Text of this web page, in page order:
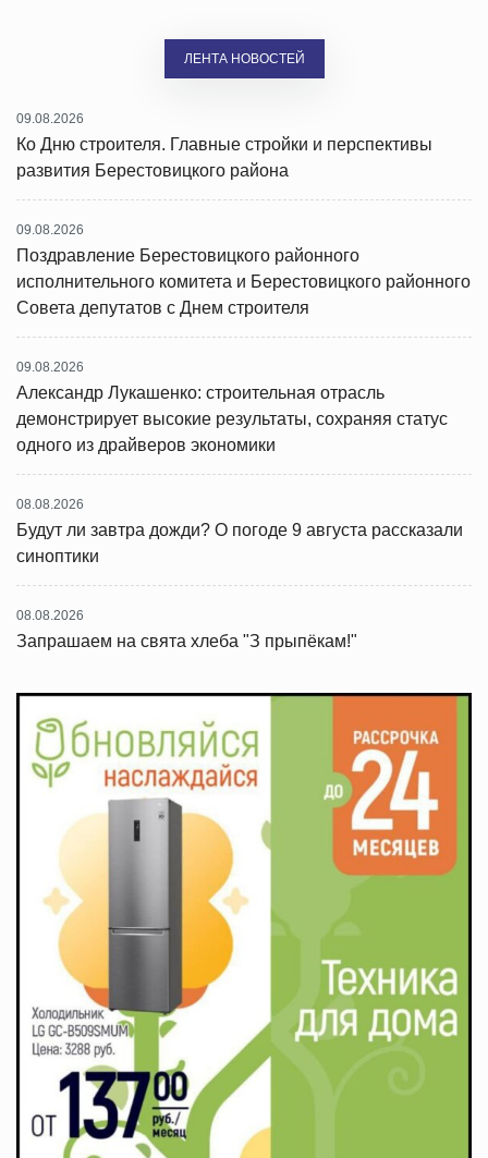
ЛЕНТА НОВОСТЕЙ
09.08.2026
Ко Дню строителя. Главные стройки и перспективы
развития Берестовицкого района
09.08.2026
Поздравление Берестовицкого районного
исполнительного комитета и Берестовицкого районного
Совета депутатов с Днем строителя
09.08.2026
Александр Лукашенко: строительная отрасль
демонстрирует высокие результаты, сохраняя статус
одного из драйверов экономики
08.08.2026
Будут ли завтра дожди? О погоде 9 августа рассказали
синоптики
08.08.2026
Запрашаем на свята хлеба "З прыпёкам!"